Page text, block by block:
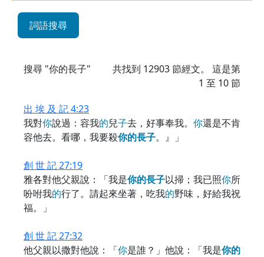
詞語搜尋
搜尋 "你的長子" 共找到 12903節經文。 這是第
1 至 10 節
出 埃 及 記 4:23
我對你說過：容我的兒子去，好事奉我。 你還是不肯
容他去。看哪，我要殺你的長子。』」
創 世 記 27:19
雅各對他父親說：「我是你的長子以掃；我已照你所
吩咐我的行了。請起來坐著，吃我的野味，好給我祝
福。」
創 世 記 27:32
他父親以撒對他說：「你是誰？」他說：「我是你的